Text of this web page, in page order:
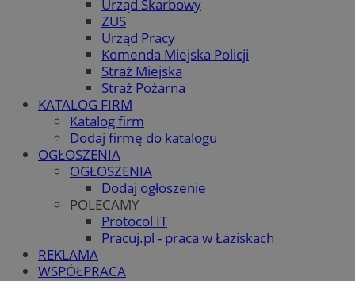
Urząd Skarbowy
ZUS
Urząd Pracy
Komenda Miejska Policji
Straż Miejska
Straż Pożarna
KATALOG FIRM
Katalog firm
Dodaj firmę do katalogu
OGŁOSZENIA
OGŁOSZENIA
Dodaj ogłoszenie
POLECAMY
Protocol IT
Pracuj.pl - praca w Łaziskach
REKLAMA
WSPÓŁPRACA